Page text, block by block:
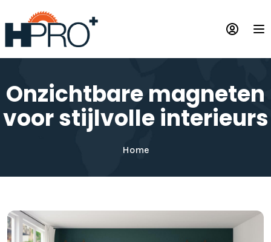
en
naar
de
Onzichtbare magneten
voor stijlvolle interieurs
Home